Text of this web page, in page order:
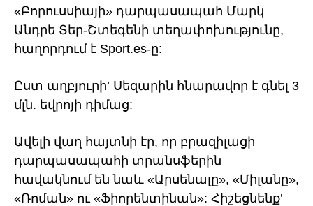
«Բորուսսիայի» դարպասապահ Մարկ
Անդրե Տեր-Շտեգենի տեղափոխությունը,
հաղորդում է Sport.es-ը:
Ըստ աղբյուրի’ Սեզարին հնարավոր է գնել 3
մլն. եվրոյի դիմաց:
Ավելի վաղ հայտնի էր, որ բրազիլացի
դարպասապահի տրանսֆերին
հավակնում են նաև «Արսենալը», «Միլանը»,
«Ռոման» ու «Ֆիորենտինան»: Հիշեցնենք’